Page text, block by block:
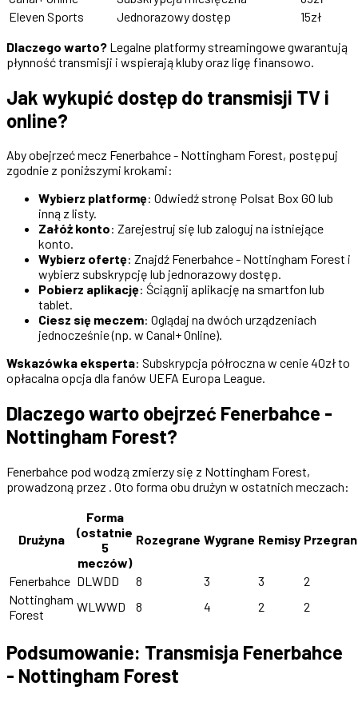
Eleven Sports
Jednorazowy dostęp
15zł
Dlaczego warto? Legalne platformy streamingowe gwarantują
płynność transmisji i wspierają kluby oraz ligę finansowo.
Jak wykupić dostęp do transmisji TV i
online?
Aby obejrzeć mecz Fenerbahce - Nottingham Forest, postępuj
zgodnie z poniższymi krokami:
Wybierz platformę: Odwiedź stronę Polsat Box GO lub
inną z listy.
Załóż konto: Zarejestruj się lub zaloguj na istniejące
konto.
Wybierz ofertę: Znajdź Fenerbahce - Nottingham Forest i
wybierz subskrypcję lub jednorazowy dostęp.
Pobierz aplikację: Ściągnij aplikację na smartfon lub
tablet.
Ciesz się meczem: Oglądaj na dwóch urządzeniach
jednocześnie (np. w Canal+ Online).
Wskazówka eksperta: Subskrypcja półroczna w cenie 40zł to
opłacalna opcja dla fanów UEFA Europa League.
Dlaczego warto obejrzeć Fenerbahce -
Nottingham Forest?
Fenerbahce pod wodzą zmierzy się z Nottingham Forest,
prowadzoną przez . Oto forma obu drużyn w ostatnich meczach:
Drużyna
Forma
(ostatnie
5
meczów)
Rozegrane Wygrane Remisy
Fenerbahce DLWDD 8 3 3
2
Nottingham
Forest
WLWWD 8 4 2 2
Podsumowanie: Transmisja Fenerbahce
- Nottingham Forest